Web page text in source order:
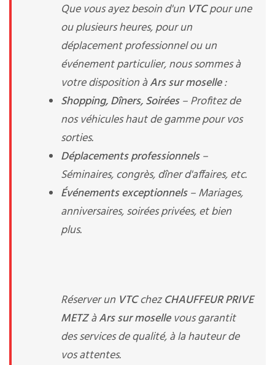
Que vous ayez besoin d'un VTCpour une
ou plusieurs heures, pour un
déplacement professionnel ou un
événement particulier, nous sommes à
votre disposition àArs sur moselle:
Shopping, Dîners, Soirées– Profitez de
nos véhicules haut de gamme pour vos
sorties.
Déplacements professionnels–
Séminaires, congrès, dîner d'affaires, etc.
Événements exceptionnels– Mariages,
anniversaires, soirées privées, et bien
plus.
Réserver un VTCchezCHAUFFEUR PRIVE
METZàArs sur mosellevous garantit
des services de qualité, à la hauteur de
vos attentes.